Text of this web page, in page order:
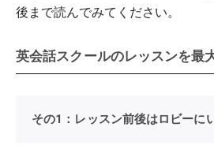
後まで読んでみてください。
英会話スクールのレッスンを最
その1：レッスン前後はロビーに